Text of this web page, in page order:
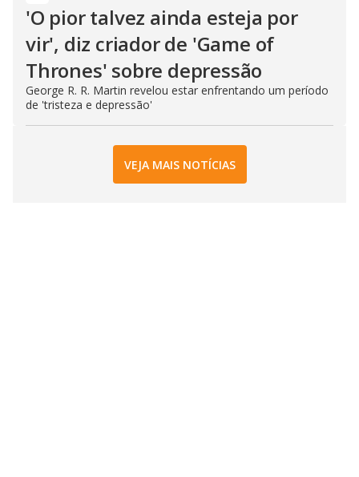
'O pior talvez ainda esteja por
vir', diz criador de 'Game of
Thrones' sobre depressão
George R. R. Martin revelou estar enfrentando um período
de 'tristeza e depressão'
VEJA MAIS NOTÍCIAS